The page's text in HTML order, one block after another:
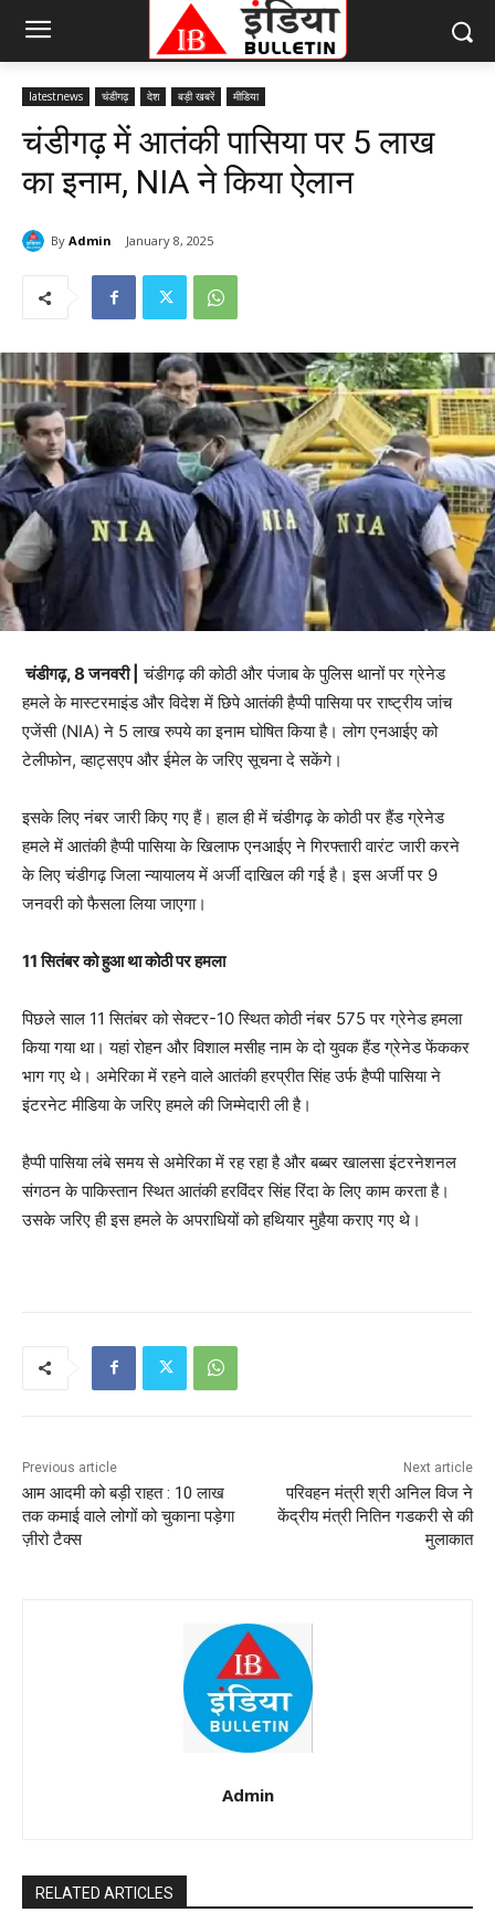
latestnews चंडीगढ़ देश बड़ी खबरें मीडिया
चंडीगढ़ में आतंकी पासिया पर 5 लाख
का इनाम, NIA ने किया ऐलान
By Admin January 8, 2025
चंडीगढ़, 8 जनवरी | चंडीगढ़ की कोठी और पंजाब के पुलिस थानों पर ग्रेनेड
हमले के मास्टरमाइंड और विदेश में छिपे आतंकी हैप्पी पासिया पर राष्ट्रीय जांच
एजेंसी (NIA) ने 5 लाख रुपये का इनाम घोषित किया है। लोग एनआईए को
टेलीफोन, व्हाट्सएप और ईमेल के जरिए सूचना दे सकेंगे।
इसके लिए नंबर जारी किए गए हैं। हाल ही में चंडीगढ़ के कोठी पर हैंड ग्रेनेड
हमले में आतंकी हैप्पी पासिया के खिलाफ एनआईए ने गिरफ्तारी वारंट जारी करने
के लिए चंडीगढ़ जिला न्यायालय में अर्जी दाखिल की गई है। इस अर्जी पर 9
जनवरी को फैसला लिया जाएगा।
11 सितंबर को हुआ था कोठी पर हमला
पिछले साल 11 सितंबर को सेक्टर-10 स्थित कोठी नंबर 575 पर ग्रेनेड हमला
किया गया था। यहां रोहन और विशाल मसीह नाम के दो युवक हैंड ग्रेनेड फेंककर
भाग गए थे। अमेरिका में रहने वाले आतंकी हरप्रीत सिंह उर्फ ​​हैप्पी पासिया ने
इंटरनेट मीडिया के जरिए हमले की जिम्मेदारी ली है।
हैप्पी पासिया लंबे समय से अमेरिका में रह रहा है और बब्बर खालसा इंटरनेशनल
संगठन के पाकिस्तान स्थित आतंकी हरविंदर सिंह रिंदा के लिए काम करता है।
उसके जरिए ही इस हमले के अपराधियों को हथियार मुहैया कराए गए थे।
Previous article
आम आदमी को बड़ी राहत : 10 लाख
तक कमाई वाले लोगों को चुकाना पड़ेगा
ज़ीरो टैक्स
Next article
परिवहन मंत्री श्री अनिल विज ने
केंद्रीय मंत्री नितिन गडकरी से की
मुलाकात
Admin
RELATED ARTICLES